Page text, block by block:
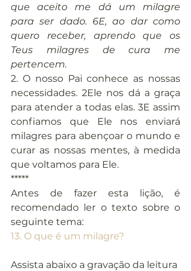
que aceito me dá um milagre
para ser dado. 6E, ao dar como
quero receber, aprendo que os
Teus milagres de cura me
pertencem.
2. O nosso Pai conhece as nossas
necessidades. 2Ele nos dá a graça
para atender a todas elas. 3E assim
confiamos que Ele nos enviará
milagres para abençoar o mundo e
curar as nossas mentes, à medida
que voltamos para Ele.
*****
Antes de fazer esta lição, é
recomendado ler o texto sobre o
seguinte tema:
13. O que é um milagre?
Assista abaixo a gravação da leitura